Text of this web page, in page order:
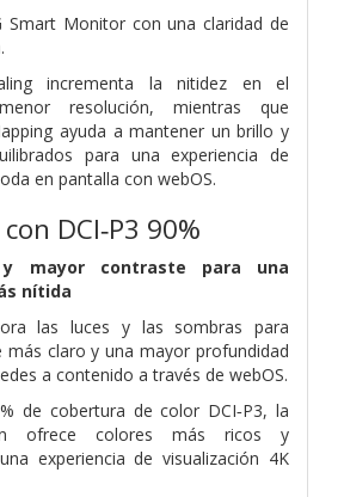
Smart Monitor con una claridad de
incrementa la nitidez en el
resolución, mientras que
ayuda a mantener un brillo y
para una experiencia de
en pantalla con webOS.
DCI‑P3 90%
y mayor contraste para una
nítida
las luces y las sombras para
más claro y una mayor profundidad
a contenido a través de webOS.
de cobertura de color DCI‑P3, la
ofrece colores más ricos y
experiencia de visualización 4K